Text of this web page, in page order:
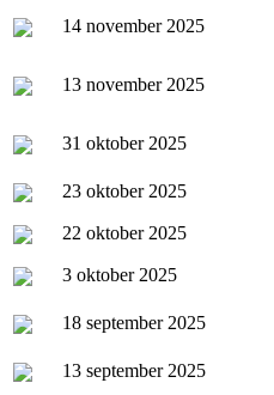
14 november 2025
13 november 2025
31 oktober 2025
23 oktober 2025
22 oktober 2025
3 oktober 2025
18 september 2025
13 september 2025